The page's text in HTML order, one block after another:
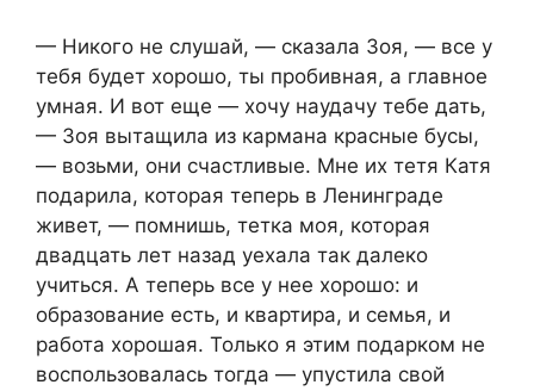
— Никого не слушай, — сказала Зоя, — все у
тебя будет хорошо, ты пробивная, а главное
умная. И вот еще — хочу наудачу тебе дать,
— Зоя вытащила из кармана красные бусы,
— возьми, они счастливые. Мне их тетя Катя
подарила, которая теперь в Ленинграде
живет, — помнишь, тетка моя, которая
двадцать лет назад уехала так далеко
учиться. А теперь все у нее хорошо: и
образование есть, и квартира, и семья, и
работа хорошая. Только я этим подарком не
воспользовалась тогда — упустила свой